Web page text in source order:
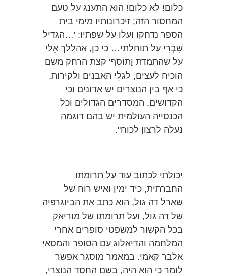
כלום! לא כלום! הוא התענג על טעם
המחסור הזה; זיכרונותיו מימי בית
הספר נדחקו ועלו על שפתיו: '…הגדיל
שִׁבְרִי על תוחלתי… כי כן, אהללך אֵלי
על שהתמדת וַתּוֹסֵף' קצת הרחק משם
הוכיח לעצים, לגלֵי האבנים ולקירות,
כי אף בין הנוצרים יש אדונים וכי
הקדושים, המִסדרים הגדולים וכל
הכנסייה העולמית יש בהם דוגמה
נעלה לרצון לכוח".
יכולתי לכתוב עוד על תרומתו
החברתית, כיד ימין ואיש רוח של
שארל דה גול, הוא כתב את הביוגרפיה
של דה גול, ועל תרומתו של מוריאק
בכל הקשור למשפטי סופרים אחרי
המלחמה והדיאלוג עם הסופר והמסאי
אלבר קאמי. במאמר מוסגר אפשר
לומר כי הוא היה, בשם החסד הנוצרי,